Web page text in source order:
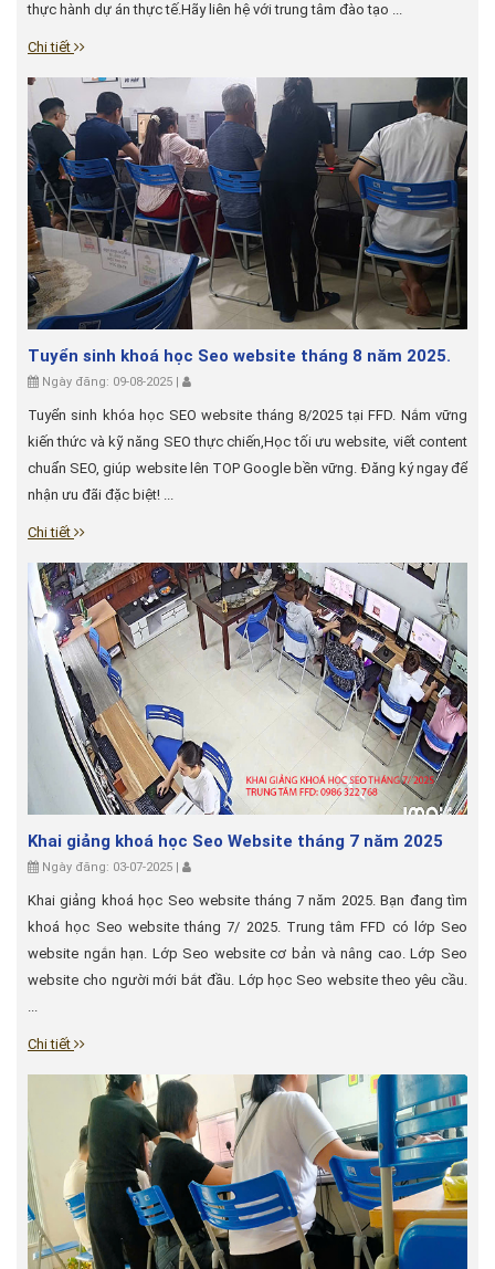
thực hành dự án thực tế.Hãy liên hệ với trung tâm đào tạo ...
Chi tiết
Tuyển sinh khoá học Seo website tháng 8 năm 2025.
Ngày đăng: 09-08-2025 |
Tuyển sinh khóa học SEO website tháng 8/2025 tại FFD. Nắm vững
kiến thức và kỹ năng SEO thực chiến,Học tối ưu website, viết content
chuẩn SEO, giúp website lên TOP Google bền vững. Đăng ký ngay để
nhận ưu đãi đặc biệt! ...
Chi tiết
Khai giảng khoá học Seo Website tháng 7 năm 2025
Ngày đăng: 03-07-2025 |
Khai giảng khoá học Seo website tháng 7 năm 2025. Bạn đang tìm
khoá học Seo website tháng 7/ 2025. Trung tâm FFD có lớp Seo
website ngắn hạn. Lớp Seo website cơ bản và nâng cao. Lớp Seo
website cho người mới bắt đầu. Lớp học Seo website theo yêu cầu.
...
Chi tiết